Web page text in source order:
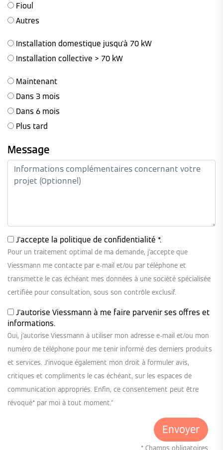
Fioul
Autres
Installation domestique jusqu'à 70 kW
Installation collective > 70 kW
Maintenant
Dans 3 mois
Dans 6 mois
Plus tard
Message
J'accepte la politique de confidentialité *.
Pour un traitement optimal de ma demande, j'accepte que
Viessmann me contacte par e-mail et/ou par téléphone et
transmette le cas échéant mes données à une société spécialisée
certifiée pour consultation, sous son contrôle exclusif.
J'autorise Viessmann à me faire parvenir ses offres et
informations.
Oui, j'autorise Viessmann à utiliser mon adresse e-mail et/ou mon
numéro de téléphone pour me tenir informé des derniers produits
et services. J’invoque également mon droit à formuler avis,
critiques et compliments le cas échéant, sur les espaces de
communication appropriés. Enfin, ce consentement peut être
révoqué* par moi à tout moment."
* Champs obligatoires